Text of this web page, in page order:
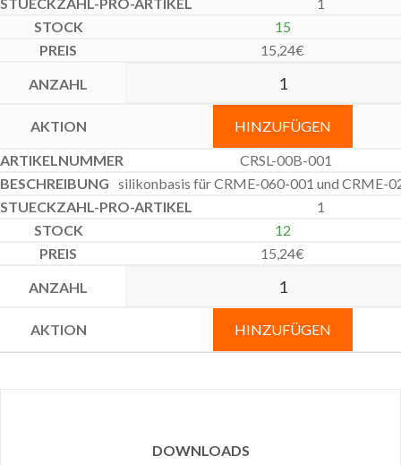
1
15
15,24€
HINZUFÜGEN
CRSL-00B-001
silikonbasis für CRME-060-001 und CRME-
1
12
15,24€
HINZUFÜGEN
DOWNLOADS